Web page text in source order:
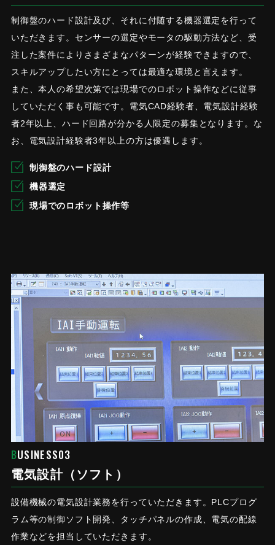
制御盤のハード設計及び、それに付随する機器選定を行って
いただきます。センサーの選定やモータの駆動方法など、受
注した案件によりさまざまなパターンが経験できますので、
スキルアップしたい方にとっては最適な環境と言えます。
また、本人の希望次第では現場でのロボット操作などに従事
していただく事も可能です。電気CAD経験者、電気設計経験
者2年以上、ハード回路が分かる人限定の募集となります。な
お、電気設計経験者3年以上の方は優遇します。
制御盤のハード設計
機器選定
現場でのロボット操作等
BUSINESS03
電気設計（ソフト）
設備機械の電気設計業務を行っていただきます。PLCプログ
ラム等の制御ソフト開発、タッチパネルの作成、電気の配線
作業などを担当していただきます。